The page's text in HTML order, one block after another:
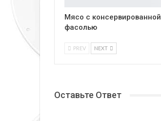
Мясо с консервированной
фасолью
PREV NEXT
Оставьте Ответ